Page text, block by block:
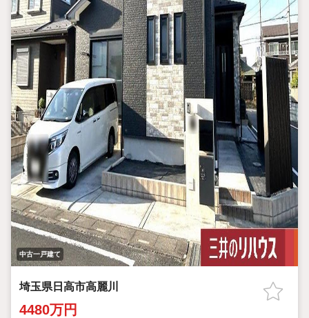
中古一戸建て
埼玉県日高市高麗川
4480万円